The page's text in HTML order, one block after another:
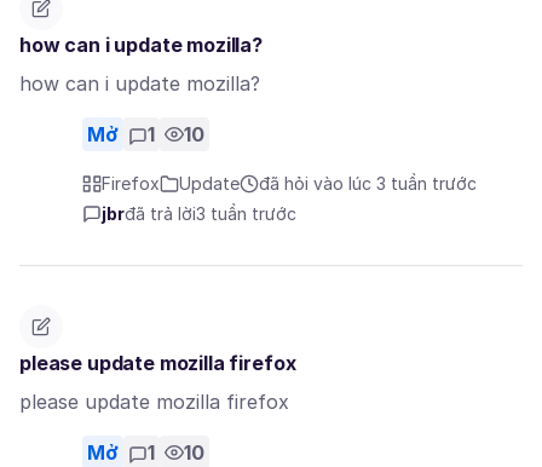
how can i update mozilla?
how can i update mozilla?
Mở 1 10
Firefox Update
đã hỏi vào lúc 3 tuần trước
jbrđã trả lời3 tuần trước
please update mozilla firefox
please update mozilla firefox
Mở 1 10